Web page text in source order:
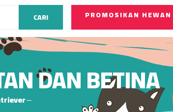
CARI PROMOSIKAN
DAN BETINA